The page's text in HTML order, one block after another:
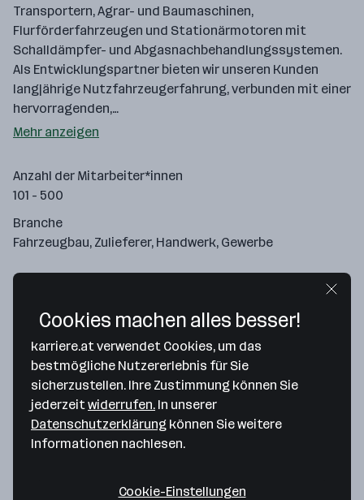
Transportern, Agrar- und Baumaschinen,
Flurförderfahrzeugen und Stationärmotoren mit
Schalldämpfer- und Abgasnachbehandlungssystemen.
Als Entwicklungspartner bieten wir unseren Kunden
langjährige Nutzfahrzeugerfahrung, verbunden mit einer
hervorragenden,…
Mehr anzeigen
Anzahl der Mitarbeiter*innen
101 - 500
Branche
Fahrzeugbau, Zulieferer, Handwerk, Gewerbe
Cookies machen alles besser!
karriere.at verwendet Cookies, um das
bestmögliche Nutzererlebnis für Sie
sicherzustellen. Ihre Zustimmung können Sie
jederzeitwiderrufen. In unserer
Datenschutzerklärung können Sie weitere
Informationen nachlesen.
Cookie-Einstellungen